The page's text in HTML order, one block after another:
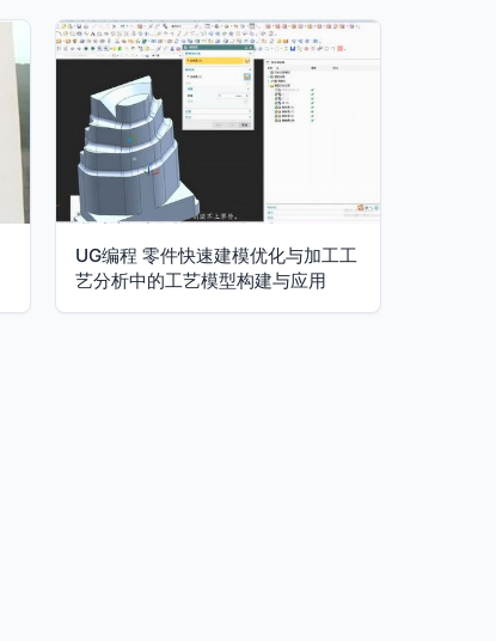
UG编程 零件快速建模优化与加工工
艺分析中的工艺模型构建与应用